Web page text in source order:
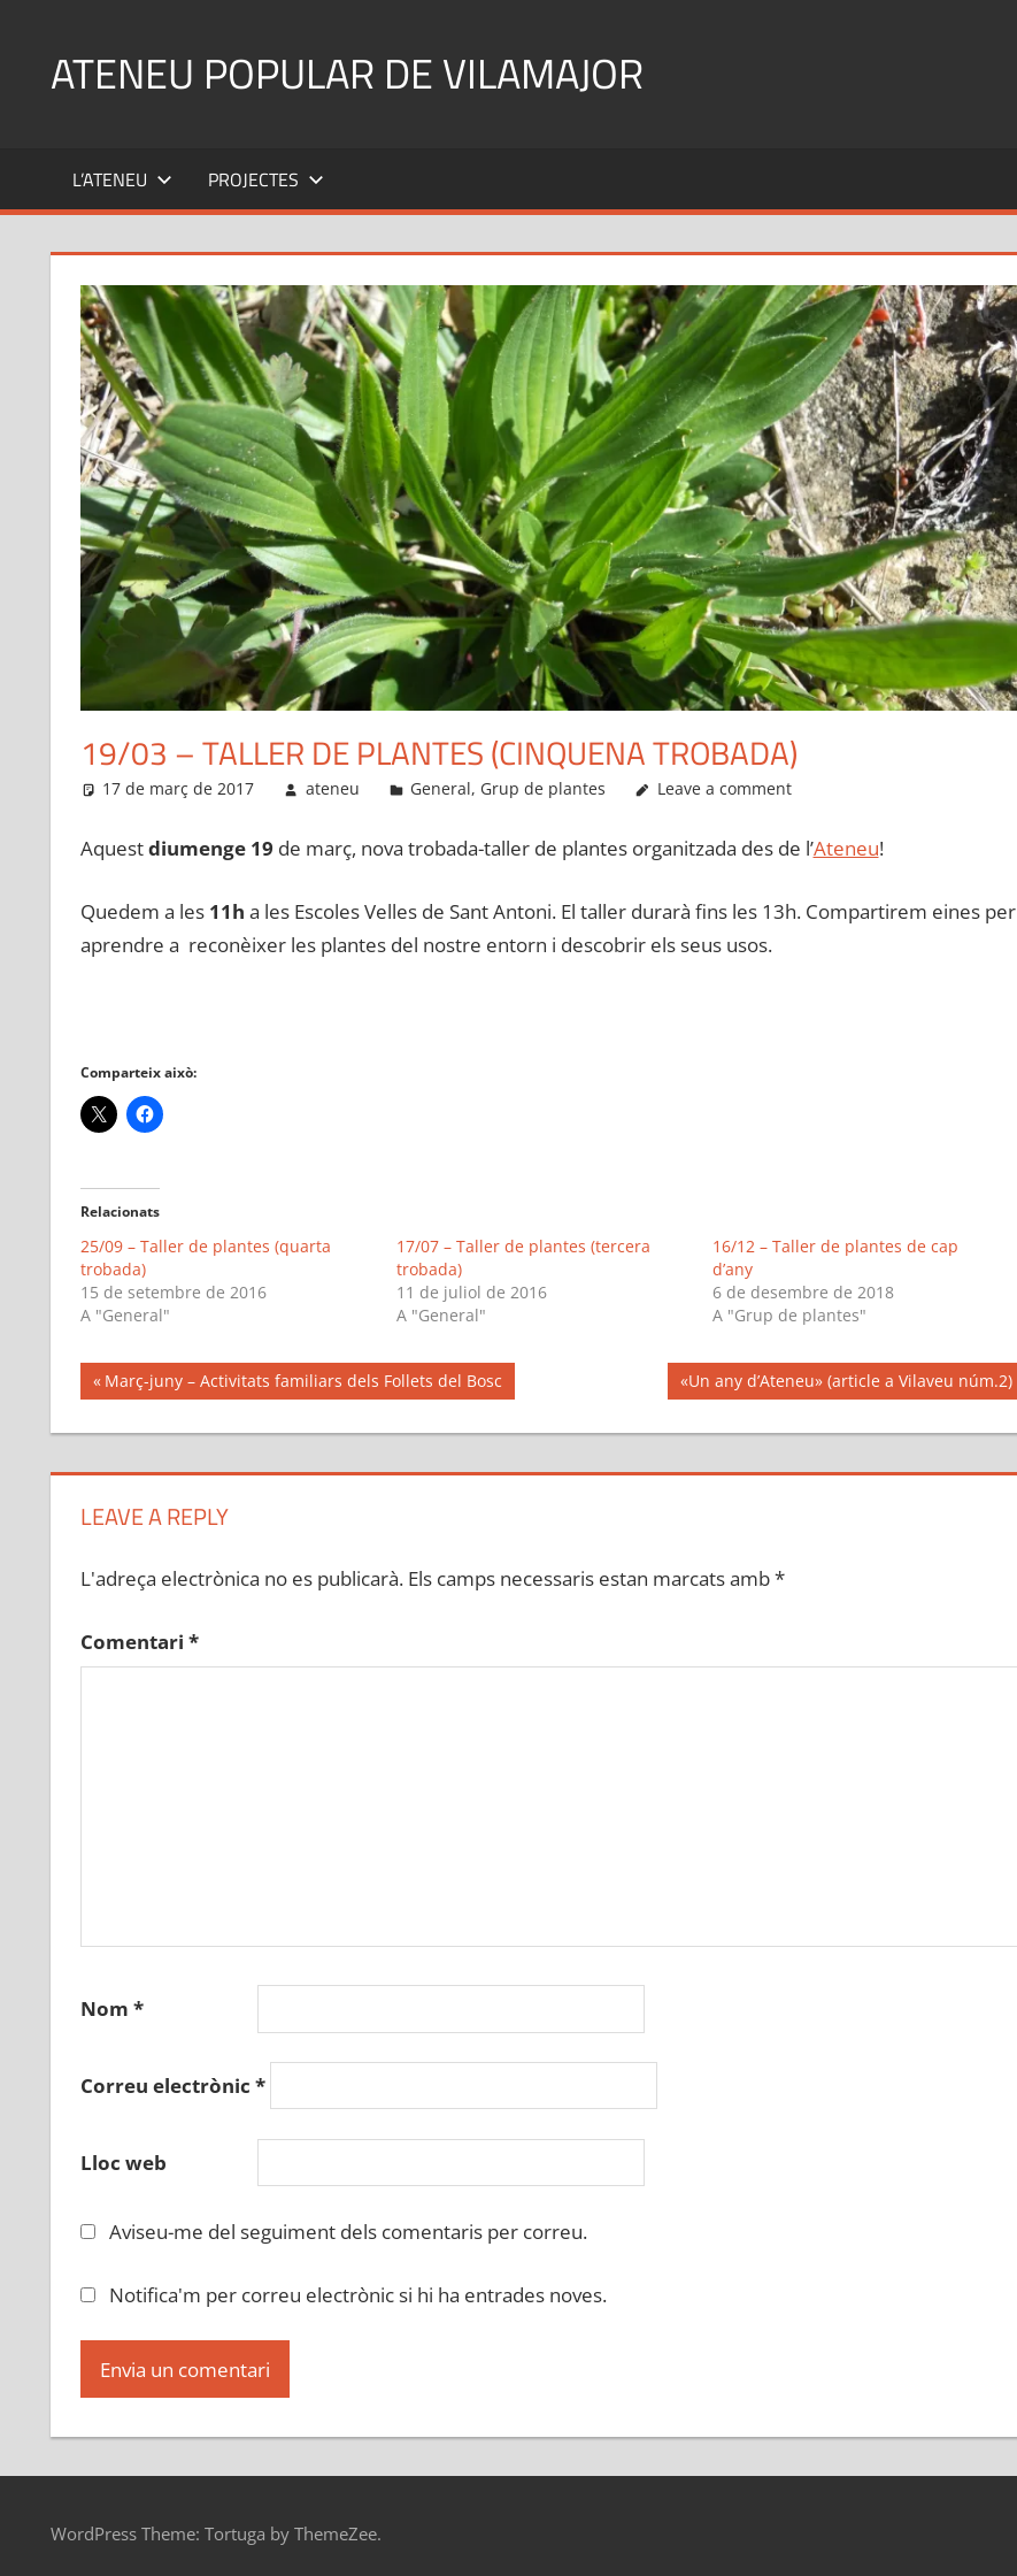
contentATENEU POPULAR DE VILAMAJOR
L’ATENEU PROJECTES
19/03 – TALLER DE PLANTES (CINQUENA TROBADA)
17 de març de 2017 ateneu General, Grup de plantes Leave a comment
Aquestdiumenge 19 de març, nova trobada-taller de plantes organitzada des de l’Ateneu!
Quedem a les 11h a les Escoles Velles de Sant Antoni. El taller durarà fins les 13h. Compartirem eines per
aprendre a reconèixer les plantes del nostre entorn i descobrir els seus usos.
Comparteix això:
Relacionats
25/09 – Taller de plantes (quarta
trobada)
15 de setembre de 2016
A "General"
17/07 – Taller de plantes (tercera
trobada)
11 de juliol de 2016
A "General"
16/12 – Taller de plantes de cap
d’any
6 de desembre de 2018
A "Grup de plantes"
Navegació
d'entrades
Previous
Març-juny – Activitats familiars dels Follets del Bosc
Next
«Un any d’Ateneu» (article a Vilaveu núm.2)
LEAVE A REPLY
L'adreça electrònica no es publicarà. Els camps necessaris estan marcats amb*
Comentari *
Nom *
Correu electrònic *
Lloc web
Aviseu-me del seguiment dels comentaris per correu.
Notifica'm per correu electrònic si hi ha entrades noves.
WordPress Theme: Tortuga by ThemeZee.